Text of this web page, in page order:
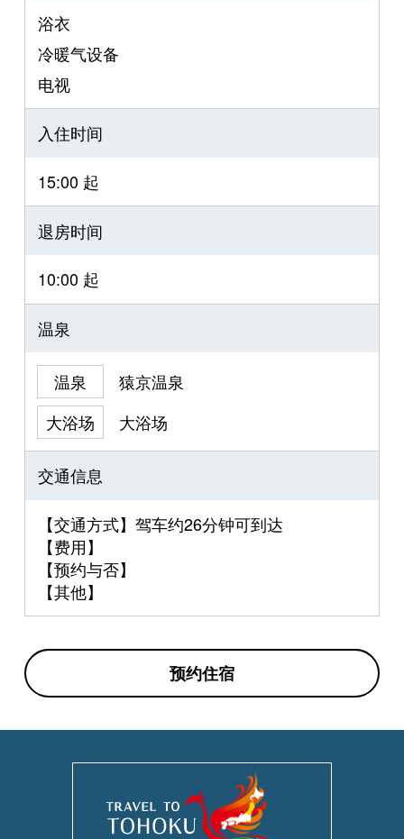
浴衣
冷暖气设备
电视
入住时间
15:00 起
退房时间
10:00 起
温泉
温泉
猿京温泉
大浴场
大浴场
交通信息
【交通方式】驾车约26分钟可到达
【费用】
【预约与否】
【其他】
预约住宿